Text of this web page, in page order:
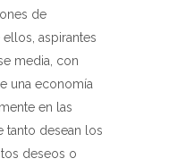
de
aspirantes
media, con
una economía
en las
tanto desean los
deseos o